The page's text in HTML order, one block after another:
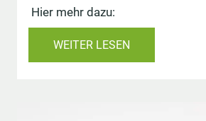
Hier mehr dazu:
WEITER LESEN